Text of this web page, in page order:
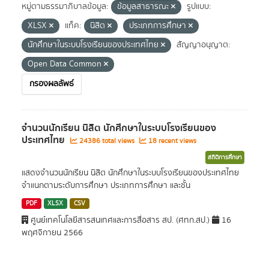
หมู่ตามธรรมาภิบาลข้อมูล:
ข้อมูลสาธารณะ
รูปแบบ:
XLSX
แท็ค: นิสิต
ประเภทการศึกษา
นักศึกษาในระบบโรงเรียนของประเทศไทย
สัญญาอนุญาต:
Open Data Common
กรองผลลัพธ์
จำนวนนักเรียน นิสิต นักศึกษาในระบบโรงเรียนของ
ประเทศไทย 24386 total views 18 recent views
สถิติการศึกษา
แสดงจำนวนนักเรียน นิสิต นักศึกษาในระบบโรงเรียนของประเทศไทย
จำแนกตามระดับการศึกษา ประเภทการศึกษา และชั้น
PDF XLSX CSV
ศูนย์เทคโนโลยีสารสนเทศและการสื่อสาร สป. (ศทก.สป.)
16
พฤศจิกายน 2566